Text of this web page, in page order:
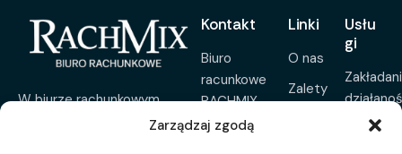
Zarządzaj zgodą
W biurze rachunkowym
RACHMIX wierzymy, że
Kontakt
Biuro
racunkowe
RACHMIX
Jolanta
Linki
O nas
Zalety
Usłu
gi
Pełna